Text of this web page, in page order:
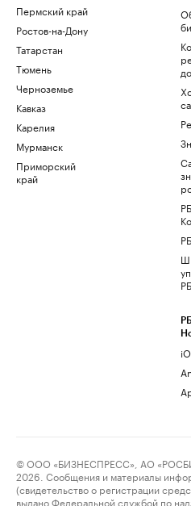
Пермский край
Ростов-на-Дону
Татарстан
Тюмень
Черноземье
Кавказ
Карелия
Мурманск
Приморский
край
© ООО «БИЗНЕСПРЕСС», АО
2026. Сообщения и материалы
(свидетельство о регистрации
выдано Федеральной службой по